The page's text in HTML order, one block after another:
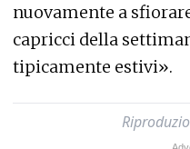
nuovamente a
capricci della
tipicamente estivi».